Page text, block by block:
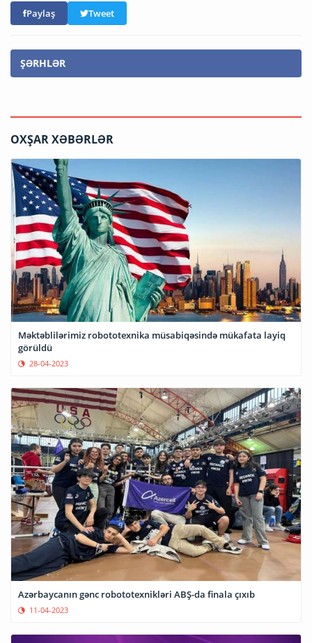
Paylaş Tweet
ŞƏRHLƏR
OXŞAR XƏBƏRLƏR
Məktəblilərimiz robototexnika müsabiqəsində mükafata layiq
görüldü
28-04-2023
Azərbaycanın gənc robototexnikləri ABŞ-da finala çıxıb
11-04-2023